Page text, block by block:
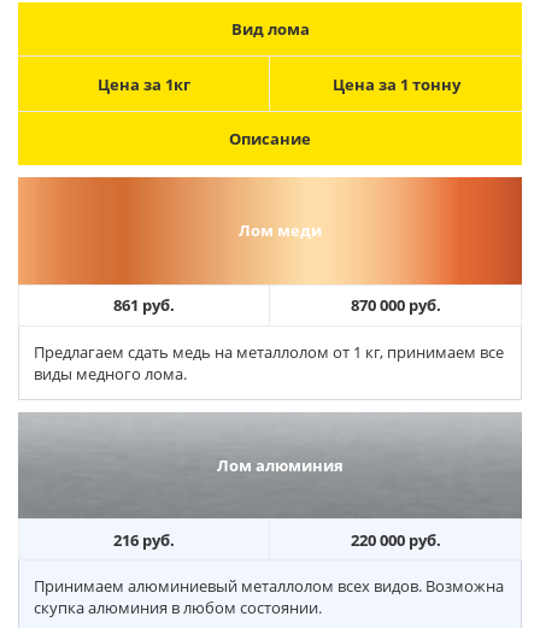
Вид лома
Цена за 1кг Цена за 1 тонну
Описание
Лом меди
861 руб. 870 000 руб.
Предлагаем сдать медь на металлолом от 1 кг, принимаем все
виды медного лома.
Лом алюминия
216 руб. 220 000 руб.
Принимаем алюминиевый металлолом всех видов. Возможна
скупка алюминия в любом состоянии.